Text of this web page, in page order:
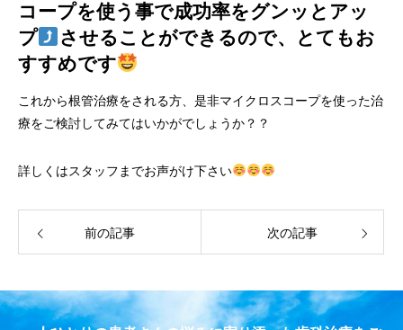
コープを使う事で成功率をグンッとアッ
プ
させることができるので、とてもお
すすめです
これから根管治療をされる方、是非マイクロスコープを使った治
療をご検討してみてはいかがでしょうか？？
詳しくはスタッフまでお声がけ下さい
前の記事 次の記事